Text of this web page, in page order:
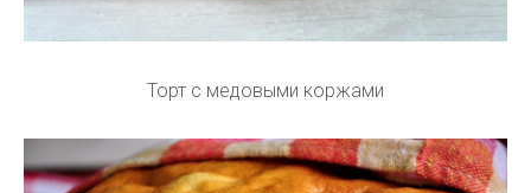
Торт с медовыми коржами